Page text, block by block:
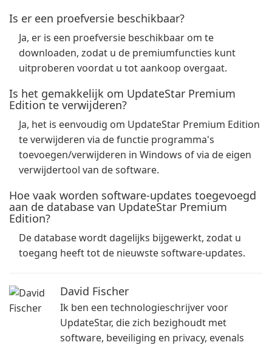
Is er een proefversie beschikbaar?
Ja, er is een proefversie beschikbaar om te
downloaden, zodat u de premiumfuncties kunt
uitproberen voordat u tot aankoop overgaat.
Is het gemakkelijk om UpdateStar Premium
Edition te verwijderen?
Ja, het is eenvoudig om UpdateStar Premium Edition
te verwijderen via de functie programma's
toevoegen/verwijderen in Windows of via de eigen
verwijdertool van de software.
Hoe vaak worden software-updates toegevoegd
aan de database van UpdateStar Premium
Edition?
De database wordt dagelijks bijgewerkt, zodat u
toegang heeft tot de nieuwste software-updates.
David Fischer
Ik ben een technologieschrijver voor
UpdateStar, die zich bezighoudt met
software, beveiliging en privacy, evenals